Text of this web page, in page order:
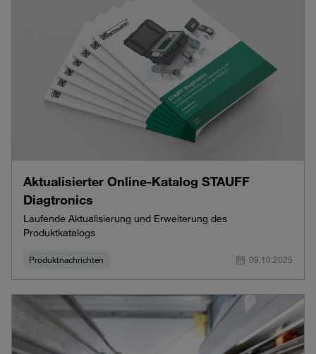
Aktualisierter Online-Katalog STAUFF
Diagtronics
Laufende Aktualisierung und Erweiterung des
Produktkatalogs
Produktnachrichten 09.10.2025